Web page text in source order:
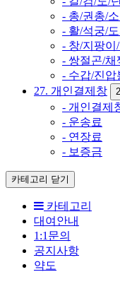
- 총/권총/
- 활/석궁/
- 창/지팡이
- 쌍절곤/채
- 수갑/진압
27. 개인결제창
- 개인결제
- 운송료
- 연장료
- 보증금
카테고리 닫기
카테고리
대여안내
1:1문의
공지사항
약도